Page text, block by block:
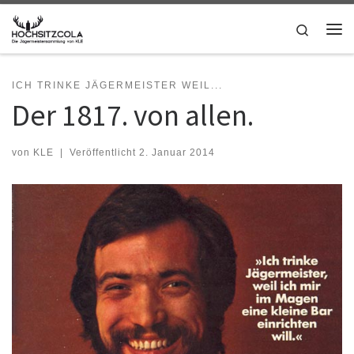
Zum Inhalt springen
Search
ICH TRINKE JÄGERMEISTER WEIL...
Der 1817. von allen.
von KLE Veröffentlicht 2. Januar 2014